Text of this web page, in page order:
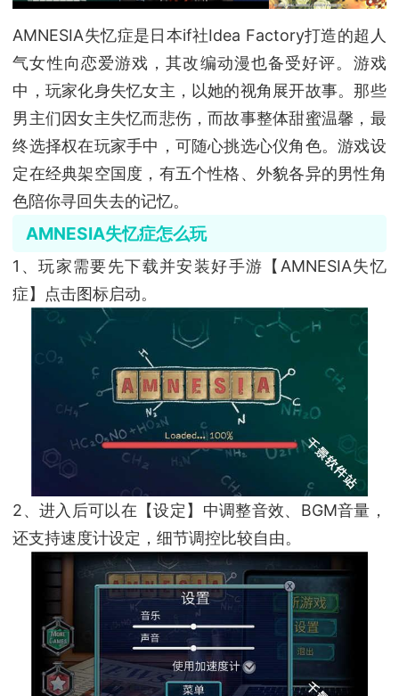
AMNESIA失忆症是日本if社Idea Factory打造的超人
气女性向恋爱游戏，其改编动漫也备受好评。游戏
中，玩家化身失忆女主，以她的视角展开故事。那些
男主们因女主失忆而悲伤，而故事整体甜蜜温馨，最
终选择权在玩家手中，可随心挑选心仪角色。游戏设
定在经典架空国度，有五个性格、外貌各异的男性角
色陪你寻回失去的记忆。
AMNESIA失忆症怎么玩
1、玩家需要先下载并安装好手游【AMNESIA失忆
症】点击图标启动。
2、进入后可以在【设定】中调整音效、BGM音量，
还支持速度计设定，细节调控比较自由。